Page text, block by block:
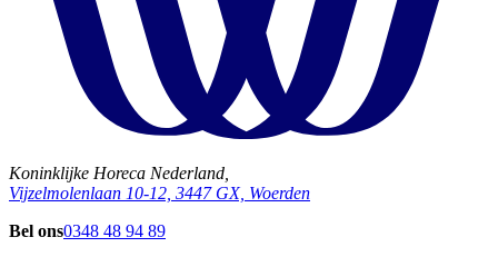
Koninklijke Horeca Nederland,
Vijzelmolenlaan 10-12, 3447 GX, Woerden
Bel ons0348 48 94 89